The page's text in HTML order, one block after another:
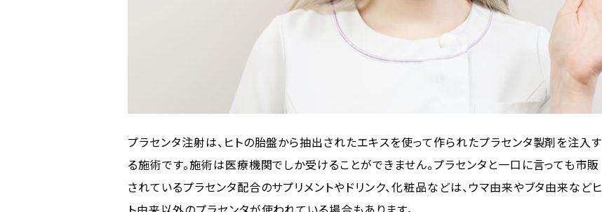
プラセンタ注射は、ヒトの胎盤から抽出されたエキスを使って作られたプラセンタ製剤を注入す
る施術です。施術は医療機関でしか受けることができません。プラセンタと一口に言っても市販
されているプラセンタ配合のサプリメントやドリンク、化粧品などは、ウマ由来やブタ由来などヒ